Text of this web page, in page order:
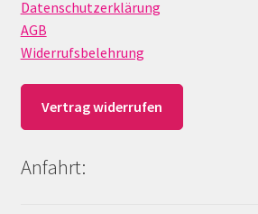
Datenschutzerklärung
AGB
Widerrufsbelehrung
Vertrag widerrufen
Anfahrt: